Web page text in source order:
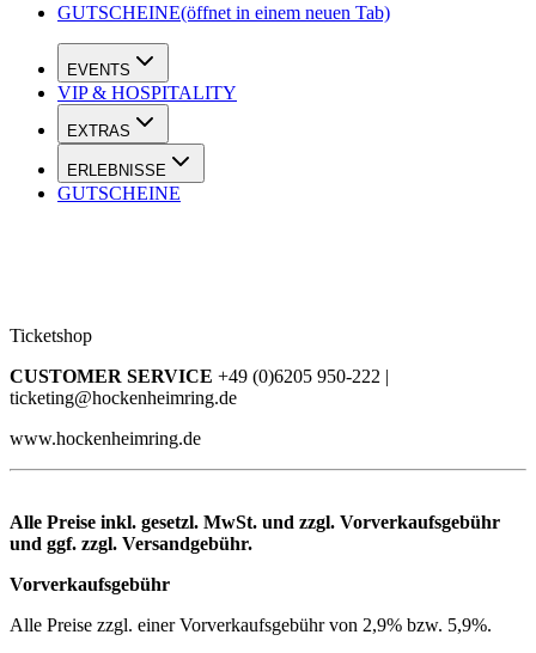
GUTSCHEINE(öffnet in einem neuen Tab)
EVENTS
VIP & HOSPITALITY
EXTRAS
ERLEBNISSE
GUTSCHEINE
Ticketshop
CUSTOMER SERVICE +49 (0)6205 950-222 |
ticketing@hockenheimring.de
www.hockenheimring.de
Alle Preise inkl. gesetzl. MwSt. und zzgl. Vorverkaufsgebühr
und ggf. zzgl. Versandgebühr.
Vorverkaufsgebühr
Alle Preise zzgl. einer Vorverkaufsgebühr von 2,9% bzw. 5,9%.